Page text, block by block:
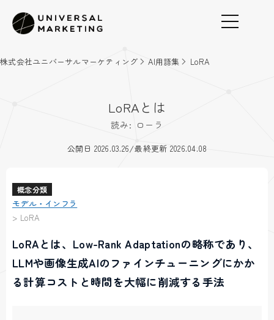
株式会社ユニバーサルマーケティング AI用語集 LoRA
LoRAとは
読み: ローラ
公開日 2026.03.26/最終更新 2026.04.08
概念分類
モデル・インフラ
> LoRA
LoRAとは、Low-Rank Adaptationの略称であり、
LLMや画像生成AIのファインチューニングにかか
る計算コストと時間を大幅に削減する手法